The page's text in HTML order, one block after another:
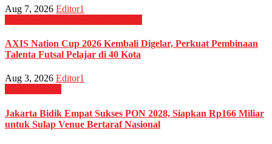
Aug 7, 2026 Editor1
AXIS Nation Cup 2026 Kembali Digelar, Perkuat Pembinaan
Talenta Futsal Pelajar di 40 Kota
Aug 3, 2026 Editor1
Jakarta Bidik Empat Sukses PON 2028, Siapkan Rp166 Miliar
untuk Sulap Venue Bertaraf Nasional